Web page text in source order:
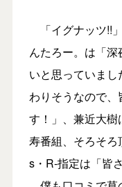
「イグナッツ!!
んたろー。は「
いと思っていま
わりそうなので、
す！」、兼近大
寿番組、そろそ
s・R-指定は「皆